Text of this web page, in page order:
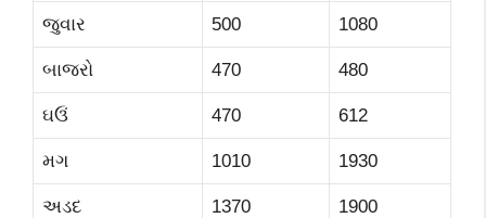
જુવાર 500 1080
બાજરો 470 480
ઘઉં 470 612
મગ 1010 1930
અડદ 1370 1900